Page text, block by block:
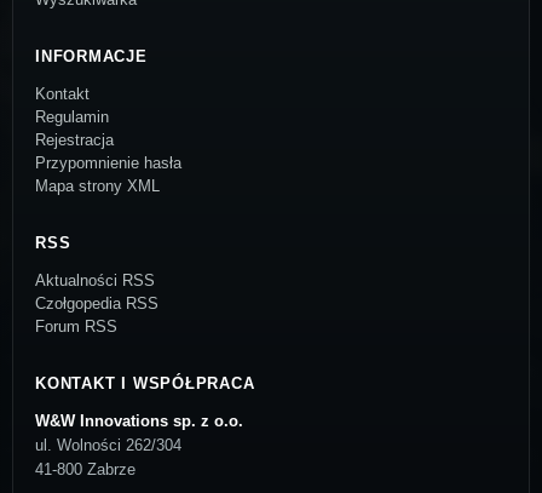
INFORMACJE
Kontakt
Regulamin
Rejestracja
Przypomnienie hasła
Mapa strony XML
RSS
Aktualności RSS
Czołgopedia RSS
Forum RSS
KONTAKT I WSPÓŁPRACA
W&W Innovations sp. z o.o.
ul. Wolności 262/304
41-800 Zabrze